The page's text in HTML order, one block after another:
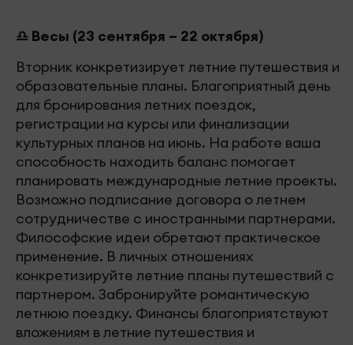
♎ Весы (23 сентября – 22 октября)
Вторник конкретизирует летние путешествия и
образовательные планы. Благоприятный день
для бронирования летних поездок,
регистрации на курсы или финализации
культурных планов на июнь. На работе ваша
способность находить баланс помогает
планировать международные летние проекты.
Возможно подписание договора о летнем
сотрудничестве с иностранными партнерами.
Философские идеи обретают практическое
применение. В личных отношениях
конкретизируйте летние планы путешествий с
партнером. Забронируйте романтическую
летнюю поездку. Финансы благоприятствуют
вложениям в летние путешествия и